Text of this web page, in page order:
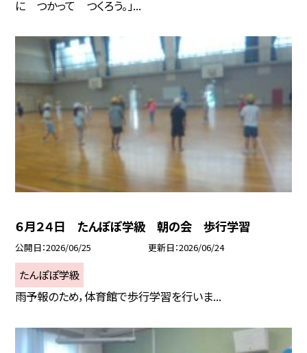
に つかって つくろう。」...
６月２４日 たんぽぽ学級 朝の会 歩行学習
公開日 2026/06/25 更新日 2026/06/24
たんぽぽ学級
雨予報のため，体育館で歩行学習を行いま...